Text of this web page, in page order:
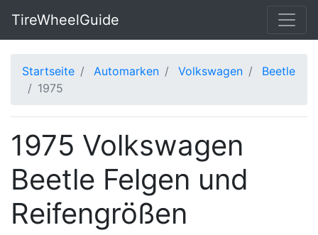
TireWheelGuide
Startseite Automarken Volkswagen
Beetle
1975
1975 Volkswagen
Beetle Felgen und
Reifengrößen